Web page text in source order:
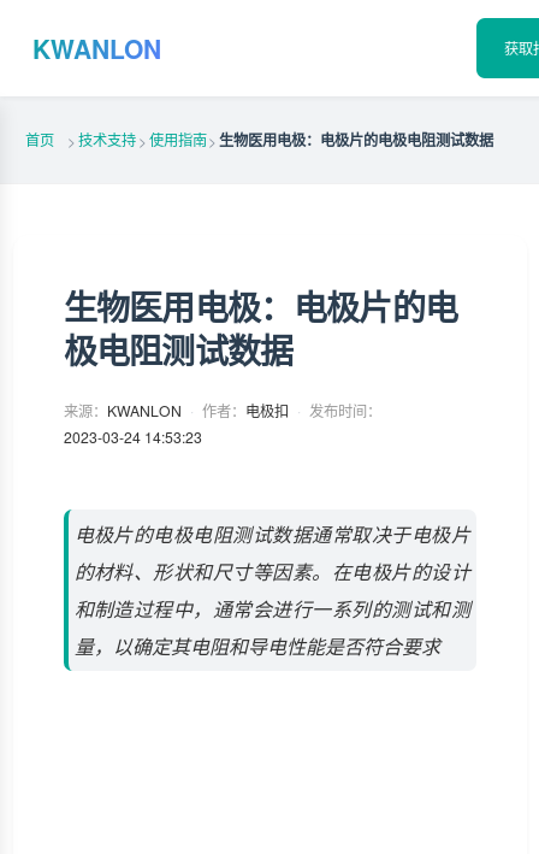
KWANLON 获取
首页 > 技术支持> 使用指南> 生物医用电极：电极片的电极电阻测试数据
生物医用电极：电极片的电
极电阻测试数据
来源： KWANLON · 作者： 电极扣 · 发布时间：
2023-03-24 14:53:23
电极片的电极电阻测试数据通常取决于电极片
的材料、形状和尺寸等因素。在电极片的设计
和制造过程中，通常会进行一系列的测试和测
量，以确定其电阻和导电性能是否符合要求